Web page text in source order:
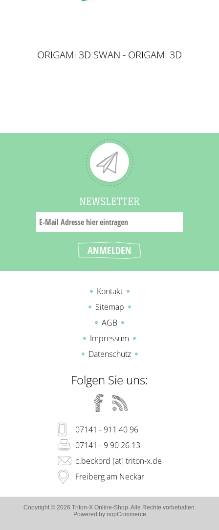
ORIGAMI 3D SWAN - ORIGAMI 3D
NEWSLETTER
Kontakt
Sitemap
AGB
Impressum
Datenschutz
Folgen Sie uns:
07141 - 911 40 96
07141 - 9 90 26 13
c.beckord [at] triton-x.de
Freiberg am Neckar
Copyright © 2026 Triton-X Online-Shop. Alle Rechte vorbehalten.
Powered by nopCommerce